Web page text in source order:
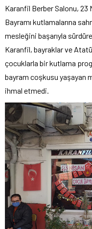
Karanfil Berber Salonu, 23
Bayramı kutlamalarına
mesleğini başarıyla
Karanfil, bayraklar ve
çocuklarla bir kutlama
bayram coşkusu yaşayan
ihmal etmedi.